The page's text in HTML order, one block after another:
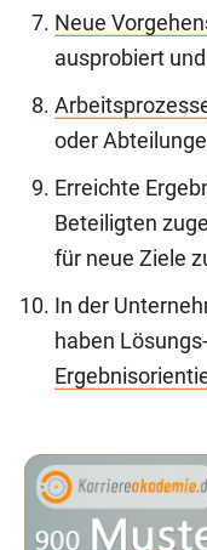
Neue
ausprobiert
oder
Erreichte
Beteiligten
für neue Ziele
In der
haben